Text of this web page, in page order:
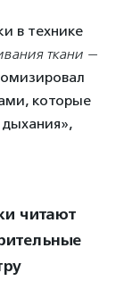
в технике
ткани —
которые
читают